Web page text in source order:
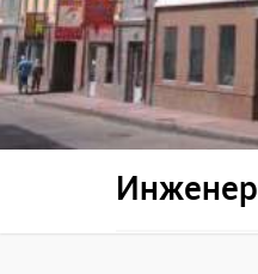
Инженер